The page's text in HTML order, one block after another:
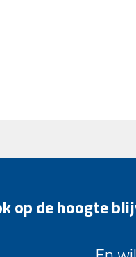
op de hoogte